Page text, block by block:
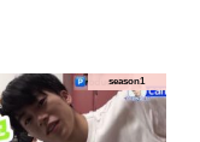
season1